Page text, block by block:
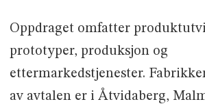
Oppdraget omfatter
prototyper, produksjon og
ettermarkedstjenester.
av avtalen er i Åtvidaberg,